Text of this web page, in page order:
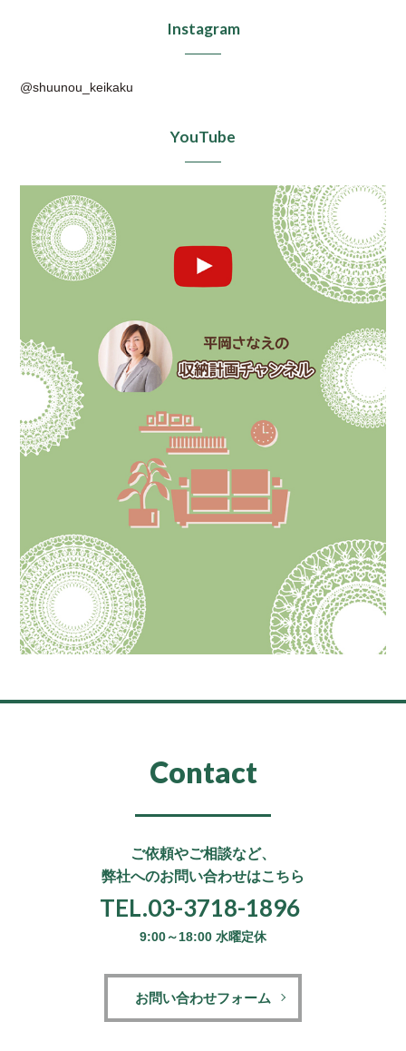
Instagram
@shuunou_keikaku
YouTube
Contact
ご依頼やご相談など、
弊社へのお問い合わせはこちら
TEL.03-3718-1896
9:00～18:00 水曜定休
お問い合わせフォーム